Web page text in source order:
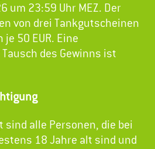
um 23:59 Uhr MEZ. Der
von drei Tankgutscheinen
je 50 EUR. Eine
des Gewinns ist
sind alle Personen, die bei
18 Jahre alt sind und